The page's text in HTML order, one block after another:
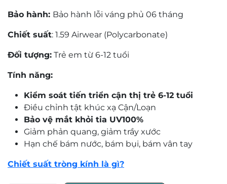
Bảo hành: Bảo hành lỗi váng phủ 06 tháng
Chiết suất: 1.59 Airwear (Polycarbonate)
Đối tượng: Trẻ em từ 6-12 tuổi
Tính năng:
Kiểm soát tiến triển cận thị trẻ 6-12 tuổi
Điều chỉnh tật khúc xạ Cận/Loạn
Bảo vệ mắt khỏi tia UV100%
Giảm phản quang, giảm trầy xước
Hạn chế bám nước, bám bụi, bám vân tay
Chiết suất tròng kính là gì?